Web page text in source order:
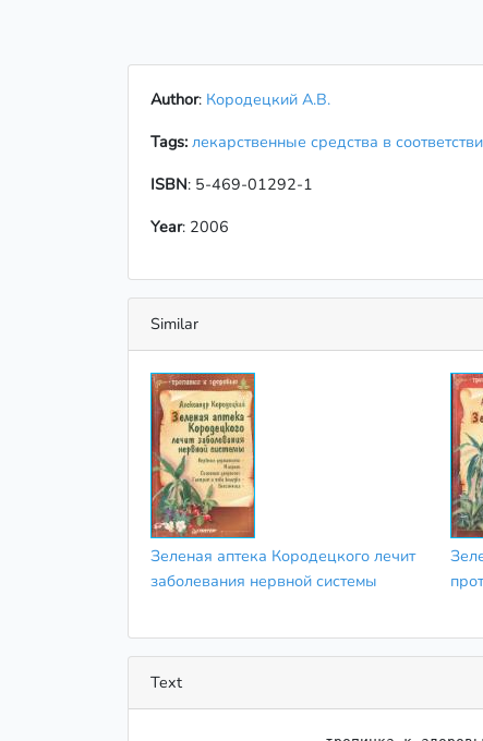
Author: Кородецкий А.В.
Tags: лекарственные средства в
ISBN: 5-469-01292-1
Year: 2006
Similar
Зеленая аптека Кородецкого лечит
заболевания нервной системы
Text